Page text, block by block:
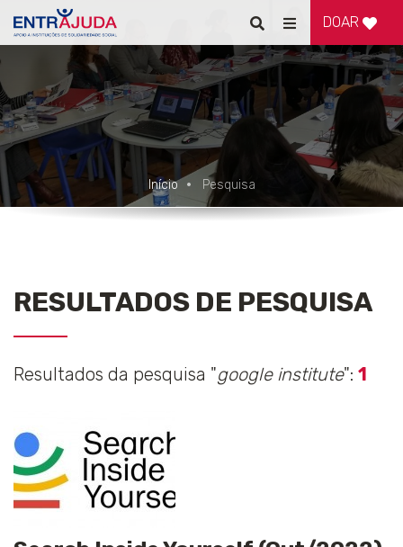
Pesquisar
Alternar
de
navegação
DOAR
Início Pesquisa
RESULTADOS DE PESQUISA
Resultados da pesquisa "google institute": 1